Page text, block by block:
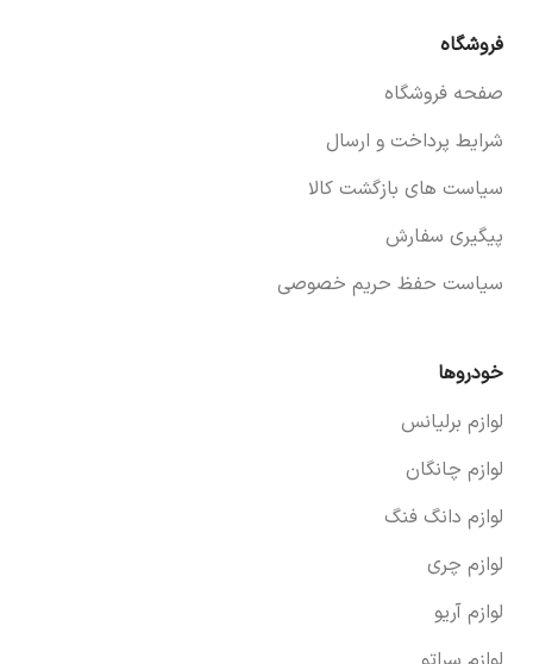
فروشگاه
صفحه فروشگاه
شرایط پرداخت و ارسال
سیاست های بازگشت کالا
پیگیری سفارش
سیاست حفظ حریم خصوصی
خودروها
لوازم برلیانس
لوازم چانگان
لوازم دانگ فنگ
لوازم چری
لوازم آریو